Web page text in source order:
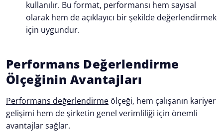
kullanılır. Bu format, performansı hem sayısal
olarak hem de açıklayıcı bir şekilde değerlendirmek
için uygundur.
Performans Değerlendirme
Ölçeğinin Avantajları
Performans değerlendirme ölçeği, hem çalışanın kariyer
gelişimi hem de şirketin genel verimliliği için önemli
avantajlar sağlar.